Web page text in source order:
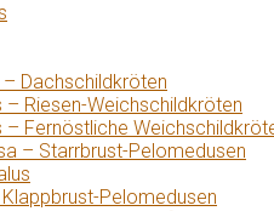
Dachschildkröten
Riesen-Weichschildkröten
– Fernöstliche
– Starrbrust-Pelomedusen
Pelomedusen